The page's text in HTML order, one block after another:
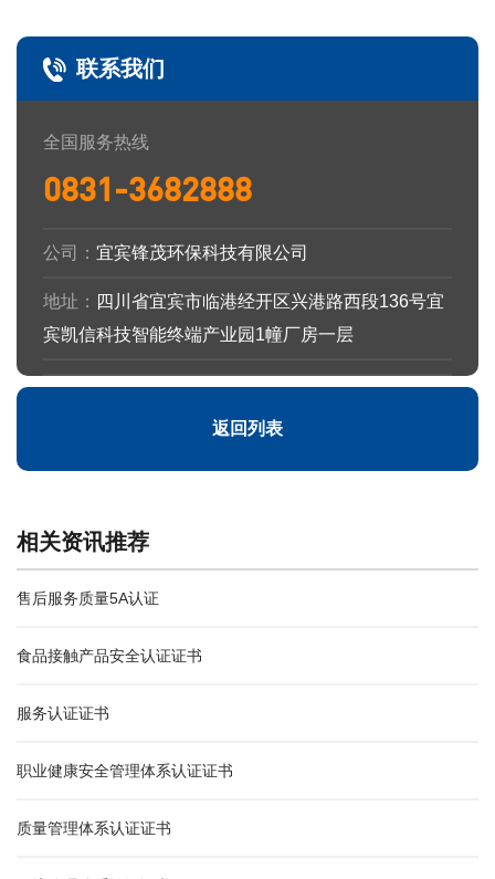
联系我们
全国服务热线
0831-3682888
公司： 宜宾锋茂环保科技有限公司
地址： 四川省宜宾市临港经开区兴港路西段136号宜
宾凯信科技智能终端产业园1幢厂房一层
返回列表
相关资讯推荐
售后服务质量5A认证
食品接触产品安全认证证书
服务认证证书
职业健康安全管理体系认证证书
质量管理体系认证证书